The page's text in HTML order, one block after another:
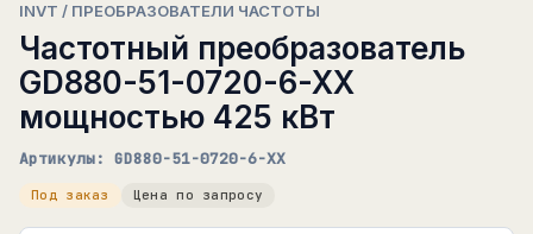
INVT / ПРЕОБРАЗОВАТЕЛИ ЧАСТОТЫ
Частотный преобразователь
GD880-51-0720-6-XX
мощностью 425 кВт
Артикулы: GD880-51-0720-6-XX
Под заказ Цена по запросу